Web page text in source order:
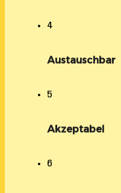
4
Austauschbar
5
Akzeptabel
6